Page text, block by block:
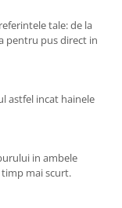
tale: de la
pentru pus direct in
astfel incat hainele
in ambele
mai scurt.